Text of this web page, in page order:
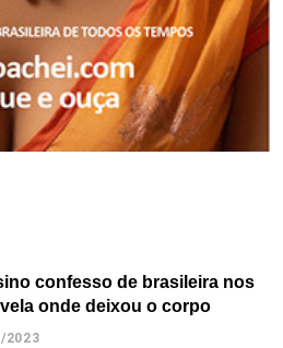
confesso de brasileira nos
onde deixou o corpo
2023